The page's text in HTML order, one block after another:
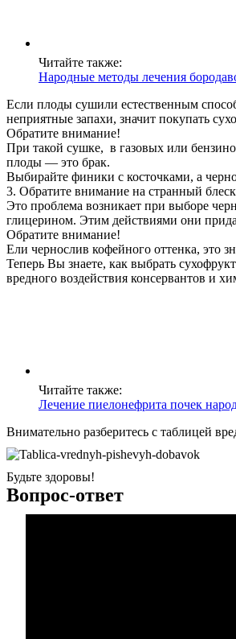
Читайте также:
Народные методы лечения
Если плоды сушили естественным
неприятные запахи, значит покупать
Обратите внимание!
При такой сушке, в газовых или
плоды — это брак.
Выбирайте финики с косточками, а
3. Обратите внимание на странный
Это проблема возникает при выборе
глицерином. Этим действиями они
Обратите внимание!
Ели чернослив кофейного оттенка, это
Теперь Вы знаете, как выбрать
вредного воздействия консервантов и
Читайте также:
Лечение пиелонефрита почек
Внимательно разберитесь с таблицей
Будьте здоровы!
Вопрос-ответ